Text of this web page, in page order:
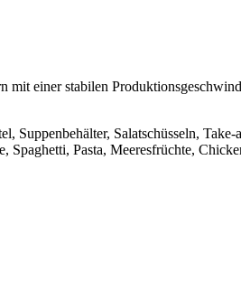
einer stabilen
Suppenbehälter, Salatschüsseln,
Spaghetti, Pasta, Meeresfrüchte,